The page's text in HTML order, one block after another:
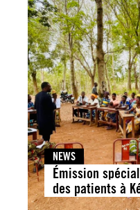
NEWS
Émission
des patients à